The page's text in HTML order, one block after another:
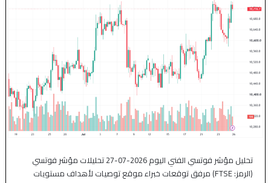
تحليل مؤشر فوتسي الفني اليوم 2026-07-27 تحليلات مؤشر فوتسي
(الرمز: FTSE) مرفق توقعات خبراء موقع توصيات لأهداف مستويات